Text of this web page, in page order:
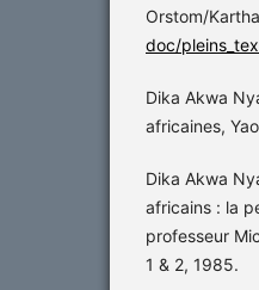
Orstom/
doc/
Dika Akwa
africaines,
Dika Akwa
africains : la
professeur
1 & 2, 1985.